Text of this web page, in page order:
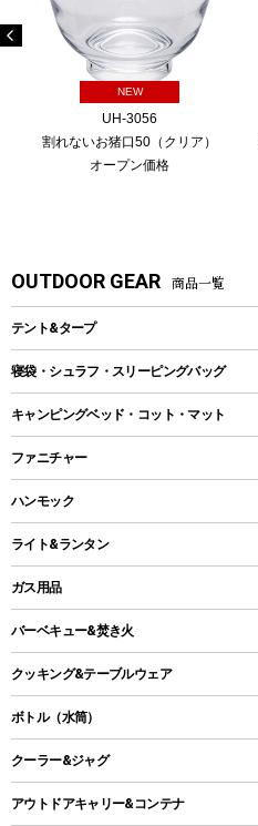
NEW
UH-3056
割れないお猪口50（クリア）
オープン価格
OUTDOOR GEAR 商品一覧
テント&タープ
テント
ツールームテント
ワンポールテント
シェルターテント
ロッジ型・オリジナルテント
タープ
スクエアタープ（レクタタープ）
メッシュタープ
自立式タープ
パラソル
寝袋・シュラフ・スリーピングバッグ
レクタングラー型（封筒型）シュラフ
インナーシュラフ
キャンピングベッド・コット・マット
キャンピングベッド・コット
インフレータブルマット
ファニチャー
アウトドアテーブル
レジャーシート
ハンモック
ライト&ランタン
LEDランタン
ガスランタン
オイルランタン
LEDライト
ヘッドライト
キャンドル
ガス用品
ガスバーナー
ガス缶
ガストーチ、ライター
バーベキュー&焚き火
バーベキューコンロ、グリル
焚き火台タイプ（ロースタイル）グリル
卓上タイプグリル
パーティータイプグリル
クッキング&テーブルウェア
ダッチオーブン
ホットサンドメーカー
ボトル（水筒）
ステンレスボトル
コップ付きタイプ
クーラー&ジャグ
クーラーボックス
アウトドアキャリー&コンテナ